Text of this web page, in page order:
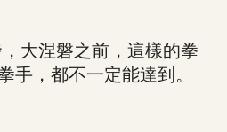
大涅磐之前，這樣的拳
手，都不一定能達到。